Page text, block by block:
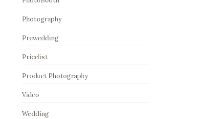
Photography
Prewedding
Pricelist
Product Photography
Video
Wedding